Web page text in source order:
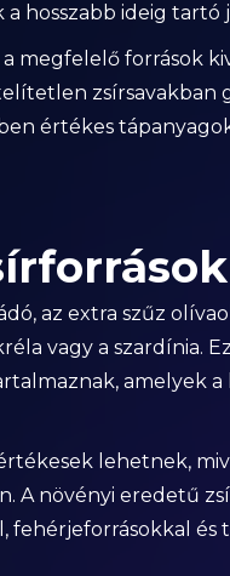
hosszabb ideig tartó
megfelelő források
zsírsavakban
értékes
az extra szűz
vagy a szardínia.
amelyek
lehetnek,
A növényi eredetű
és